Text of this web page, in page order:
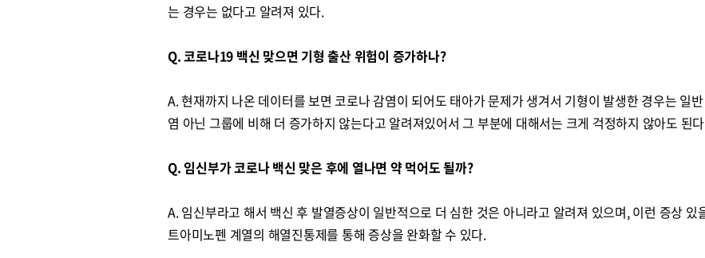
는 경우는 없다고 알려져 있다.
Q. 코로나19 백신 맞으면 기형 출산 위험이 증가하나?
A. 현재까지 나온 데이터를 보면 코로나 감염이 되어도 태아가 문제가 생겨서 기형이 발생한 경우는 일
염 아닌 그룹에 비해 더 증가하지 않는다고 알려져있어서 그 부분에 대해서는 크게 걱정하지 않아도 된
Q. 임신부가 코로나 백신 맞은 후에 열나면 약 먹어도 될까?
A. 임신부라고 해서 백신 후 발열증상이 일반적으로 더 심한 것은 아니라고 알려져 있으며, 이런 증상 있
트아미노펜 계열의 해열진통제를 통해 증상을 완화할 수 있다.